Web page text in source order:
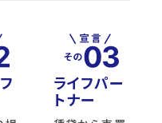
ライフパー
トナー